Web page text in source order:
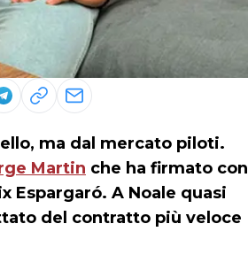
ma dal mercato piloti.
Martin che ha firmato con
Espargaró. A Noale quasi
del contratto più veloce